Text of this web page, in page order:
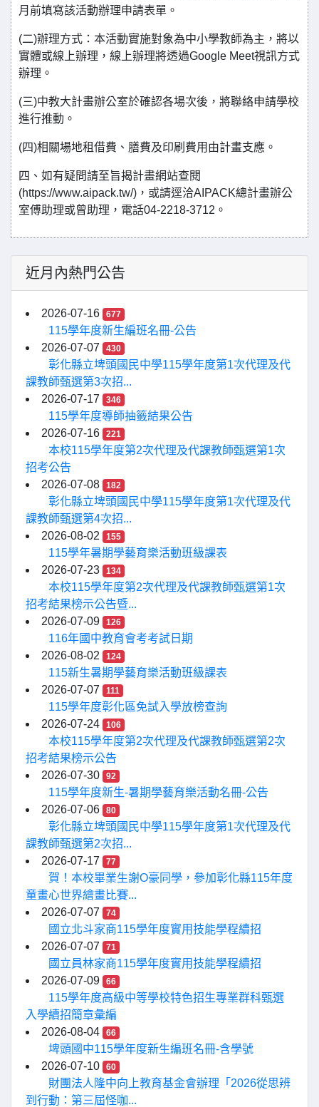
月前填寫該活動辦理申請表單。
(二)辦理方式：本活動實施對象為中小學教師為主，將以
實體或線上辦理，線上辦理將透過Google Meet視訊方式
辦理。
(三)中教大計畫辦公室於確認各場次後，將聯絡申請學校
進行推動。
(四)相關場地租借費、膳費及印刷費用由計畫支應。
四、如有疑問請至旨揭計畫網站查閱
(https://www.aipack.tw/)，或請逕洽AIPACK總計畫辦公
室傅助理或曾助理，電話04-2218-3712。
近月內熱門公告
2026-07-16 677
115學年度新生編班名冊-公告
2026-07-07
430
彰化縣立埤頭國民中學115學年度第1次代理及代
課教師甄選第3次招...
2026-07-17
346
115學年度導師抽籤結果公告
2026-07-16
221
本校115學年度第2次代理及代課教師甄選第1次
招考公告
2026-07-08
182
彰化縣立埤頭國民中學115學年度第1次代理及代
課教師甄選第4次招...
2026-08-02
155
115學年暑期學藝育樂活動班級課表
2026-07-23
134
本校115學年度第2次代理及代課教師甄選第1次
招考結果榜示公告暨...
2026-07-09
126
116年國中教育會考考試日期
2026-08-02
124
115新生暑期學藝育樂活動班級課表
2026-07-07
111
115學年度彰化區免試入學放榜查詢
2026-07-24
106
本校115學年度第2次代理及代課教師甄選第2次
招考結果榜示公告
2026-07-30
92
115學年度新生-暑期學藝育樂活動名冊-公告
2026-07-06
80
彰化縣立埤頭國民中學115學年度第1次代理及代
課教師甄選第2次招...
2026-07-17
77
賀！本校畢業生謝O豪同學，參加彰化縣115年度
童畫心世界繪畫比賽...
2026-07-07
74
國立北斗家商115學年度實用技能學程續招
2026-07-07
71
國立員林家商115學年度實用技能學程續招
2026-07-09
66
115學年度高級中等學校特色招生專業群科甄選
入學續招簡章彙編
2026-08-04
66
埤頭國中115學年度新生編班名冊-含學號
2026-07-10
60
財團法人隆中向上教育基金會辦理「2026從思辨
到行動：第三屆怪咖...